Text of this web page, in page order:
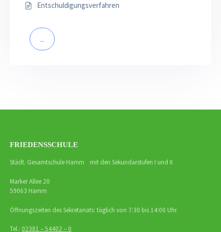
Entschuldigungsverfahren
...
FRIEDENSSCHULE
Städt. Gesamtschule Hamm mit den Sekundarstufen I und II
Marker Allee 20
59063 Hamm
Öffnungszeiten des Sekretariats: täglich von 7:30 bis 14:00 Uhr.
Tel.: 02381 – 54402 – 0